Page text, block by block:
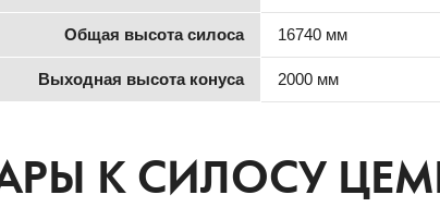
Общая высота силоса 16740 мм
Выходная высота конуса 2000 мм
К СИЛОСУ